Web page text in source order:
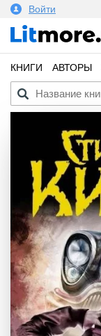
Войти
КНИГИ АВТОРЫ